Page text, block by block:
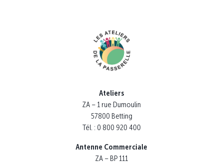
Ateliers
ZA – 1 rue Dumoulin
57800 Betting
Tél. : 0 800 920 400
Antenne Commerciale
ZA – BP 111